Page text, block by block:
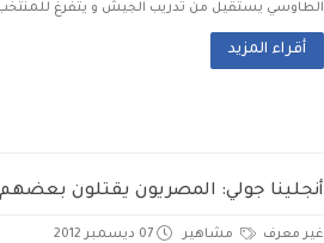
الطاوسي يستقيل من تدريب الجيش و يتفرغ
أقراء المزيد
أنجلينا جولي: المصريون يقتلون بعضهم
غير معرف مشاهير 07 ديسمبر 2012